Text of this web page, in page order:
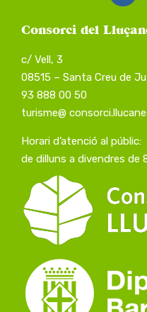
Consorci del
c/ Vell, 3
08515 – Santa Creu de
93 888 00 50
turisme@
Horari d’atenció al públic:
de dilluns a divendres de